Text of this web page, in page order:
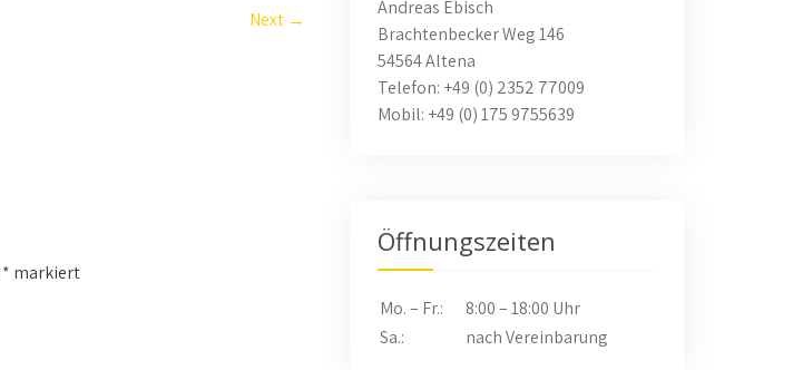
Next →
* markiert
Andreas Ebisch
Brachtenbecker Weg 146
54564 Altena
Telefon: +49 (0) 2352 77009
Mobil: +49 (0) 175 9755639
Öffnungszeiten
Mo. – Fr.:
8:00 – 18:00 Uhr
Sa.:
nach Vereinbarung